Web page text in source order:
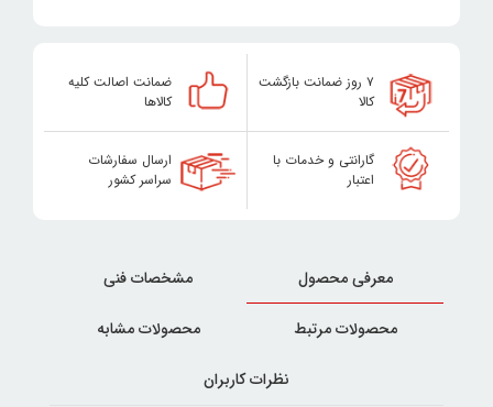
۷ روز ضمانت بازگشت
کالا
ضمانت اصالت کلیه
کالاها
گارانتی و خدمات با
اعتبار
ارسال سفارشات
سراسر کشور
معرفی محصول مشخصات فنی
محصولات مرتبط محصولات مشابه
نظرات کاربران